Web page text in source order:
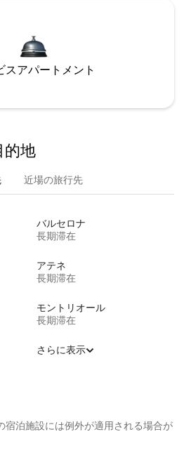
スアパートメント
地
近場の旅行先
バルセロナ
長期滞在
アテネ
長期滞在
モントリオール
長期滞在
さらに表示
宿泊施設には例外が適用される場合が